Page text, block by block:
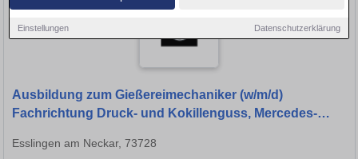
Einstellungen Datenschutzerklärung
Ausbildung zum Gießereimechaniker (w/m/d)
Fachrichtung Druck- und Kokillenguss, Mercedes-
13.09.2027
Esslingen am Neckar, 73728